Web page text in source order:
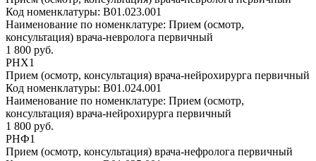
Код номенклатуры: B01.023.001
Наименование по номенклатуре: Прием (осмотр,
консультация) врача-невролога первичный
1 800 руб.
РНХ1
Прием (осмотр, консультация) врача-нейрохирурга первичный
Код номенклатуры: B01.024.001
Наименование по номенклатуре: Прием (осмотр,
консультация) врача-нейрохирурга первичный
1 800 руб.
РНФ1
Прием (осмотр, консультация) врача-нефролога первичный